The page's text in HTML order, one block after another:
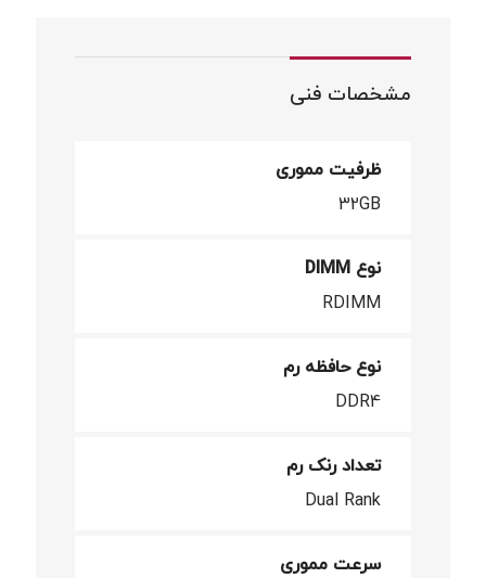
مشخصات فنی
ظرفیت مموری
32GB
نوع DIMM
RDIMM
نوع حافظه رم
DDR4
تعداد رنک رم
Dual Rank
سرعت مموری